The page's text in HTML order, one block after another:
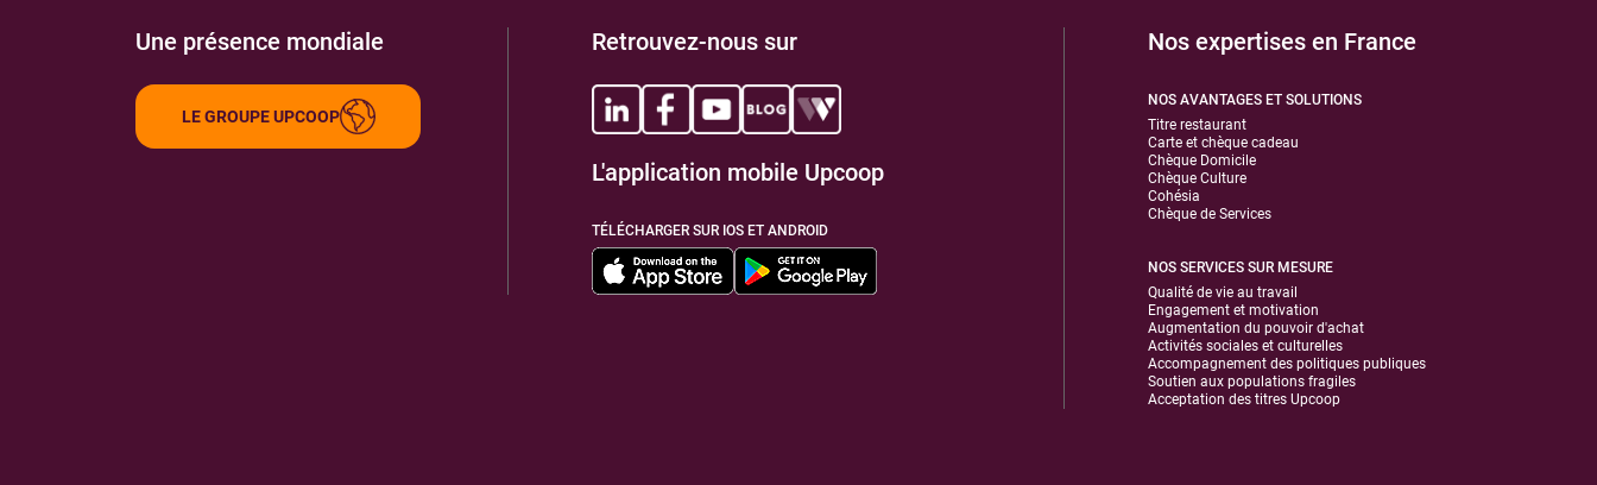
Une présence mondiale
LE GROUPE UPCOOP
Retrouvez-nous sur
L'application mobile Upcoop
TÉLÉCHARGER SUR IOS ET ANDROID
Nos expertises en France
NOS AVANTAGES ET SOLUTIONS
Titre restaurant
Carte et chèque cadeau
Chèque Domicile
Chèque Culture
Cohésia
Chèque de Services
NOS SERVICES SUR MESURE
Qualité de vie au travail
Engagement et motivation
Augmentation du pouvoir d'achat
Activités sociales et culturelles
Accompagnement des politiques publiques
Soutien aux populations fragiles
Acceptation des titres Upcoop